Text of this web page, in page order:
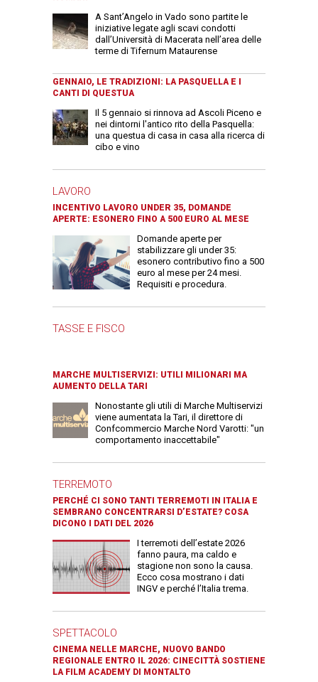
A Sant’Angelo in Vado sono partite le
iniziative legate agli scavi condotti
dall’Università di Macerata nell’area delle
terme di Tifernum Mataurense
GENNAIO, LE TRADIZIONI: LA PASQUELLA E I
CANTI DI QUESTUA
Il 5 gennaio si rinnova ad Ascoli Piceno e
nei dintorni l'antico rito della Pasquella:
una questua di casa in casa alla ricerca di
cibo e vino
LAVORO
INCENTIVO LAVORO UNDER 35, DOMANDE
APERTE: ESONERO FINO A 500 EURO AL MESE
Domande aperte per
stabilizzare gli under 35:
esonero contributivo fino a 500
euro al mese per 24 mesi.
Requisiti e procedura.
TASSE E FISCO
MARCHE MULTISERVIZI: UTILI MILIONARI MA
AUMENTO DELLA TARI
Nonostante gli utili di Marche Multiservizi
viene aumentata la Tari, il direttore di
Confcommercio Marche Nord Varotti: "un
comportamento inaccettabile"
TERREMOTO
PERCHÉ CI SONO TANTI TERREMOTI IN ITALIA E
SEMBRANO CONCENTRARSI D’ESTATE? COSA
DICONO I DATI DEL 2026
I terremoti dell’estate 2026
fanno paura, ma caldo e
stagione non sono la causa.
Ecco cosa mostrano i dati
INGV e perché l’Italia trema.
SPETTACOLO
CINEMA NELLE MARCHE, NUOVO BANDO
REGIONALE ENTRO IL 2026: CINECITTÀ SOSTIENE
LA FILM ACADEMY DI MONTALTO